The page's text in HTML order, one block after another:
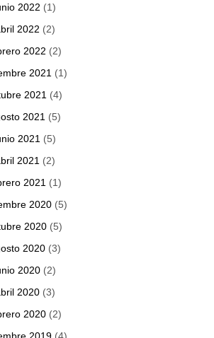
2022 (1)
2022 (2)
2022 (2)
2021 (1)
2021 (4)
2021 (5)
2021 (5)
2021 (2)
2021 (1)
2020 (5)
2020 (5)
2020(3)
2020 (2)
2020(3)
2020 (2)